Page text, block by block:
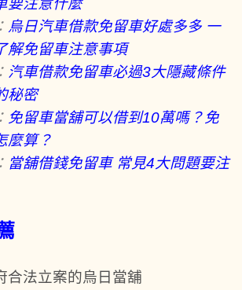
烏日汽車借款免留車好處多多 一
解免留車注意事項
汽車借款免留車必過3大隱藏條件
秘密
免留車當舖可以借到10萬嗎？免
麼算？
當舖借錢免留車 常見4大問題要注
合法立案的烏日當舖